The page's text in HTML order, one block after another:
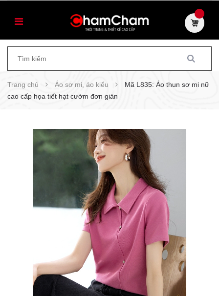
Trang chủ Áo sơ mi, áo kiểu
Mã L835: Áo thun sơ mi nữ
cao cấp họa tiết hạt cườm đơn giản